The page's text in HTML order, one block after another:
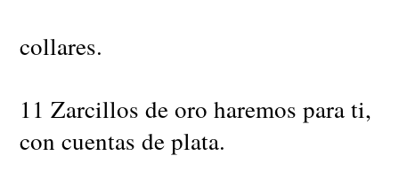
collares.
11 Zarcillos de oro haremos para ti,
con cuentas de plata.